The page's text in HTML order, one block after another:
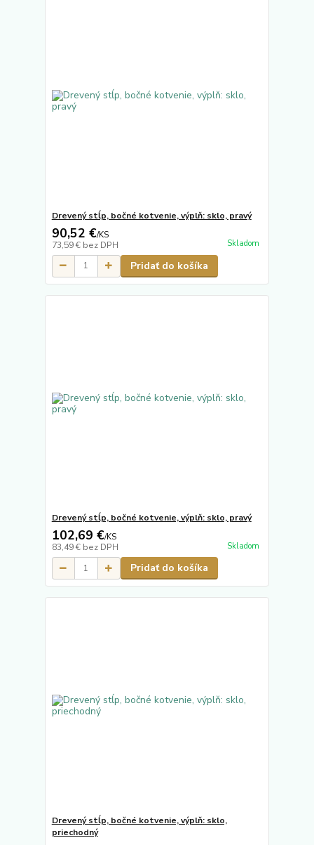
Drevený stĺp, bočné kotvenie, výplň: sklo, pravý
90,52 €/KS
73,59 € bez DPH Skladom
Pridať do košíka
Drevený stĺp, bočné kotvenie, výplň: sklo, pravý
102,69 €/KS
83,49 € bez DPH Skladom
Pridať do košíka
Drevený stĺp, bočné kotvenie, výplň: sklo,
priechodný